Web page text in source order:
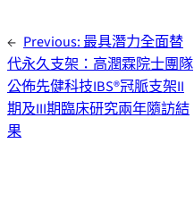
← Previous:最具潛力全面替
代永久支架：高潤霖院士團隊
公佈先健科技IBS®冠脈支架II
期及III期臨床研究兩年隨訪結
果